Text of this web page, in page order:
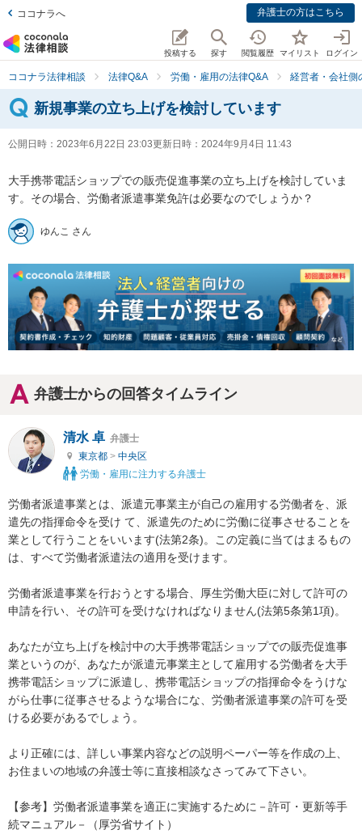
ココナラへ 弁護士の方はこちら
投稿する 探す 閲覧履歴 マイリスト ログイン
ココナラ法律相談 法律Q&A 労働・雇用の法律Q&A 経営者・会社側
新規事業の立ち上げを検討しています
公開日時： 2023年6月22日 23:03更新日時： 2024年9月4日 11:43
大手携帯電話ショップでの販売促進事業の立ち上げを検討していま
す。その場合、労働者派遣事業免許は必要なのでしょうか？
ゆんこ さん
弁護士からの回答タイムライン
清水 卓 弁護士
東京都 > 中央区
労働・雇用に注力する弁護士
労働者派遣事業とは、派遣元事業主が自己の雇用する労働者を、派
遣先の指揮命令を受け て、派遣先のために労働に従事させることを
業として行うことをいいます(法第2条)。この定義に当てはまるもの
は、すべて労働者派遣法の適用を受けます。
労働者派遣事業を行おうとする場合、厚生労働大臣に対して許可の
申請を行い、その許可を受けなければなりません(法第5条第1項)。
あなたが立ち上げを検討中の大手携帯電話ショップでの販売促進事
業というのが、あなたが派遣元事業主として雇用する労働者を大手
携帯電話ショップに派遣し、携帯電話ショップの指揮命令をうけな
がら仕事に従事させるような場合にな、労働者派遣事業の許可を受
ける必要があるでしょう。
より正確には、詳しい事業内容などの説明ペーパー等を作成の上、
お住まいの地域の弁護士等に直接相談なさってみて下さい。
【参考】労働者派遣事業を適正に実施するために－許可・更新等手